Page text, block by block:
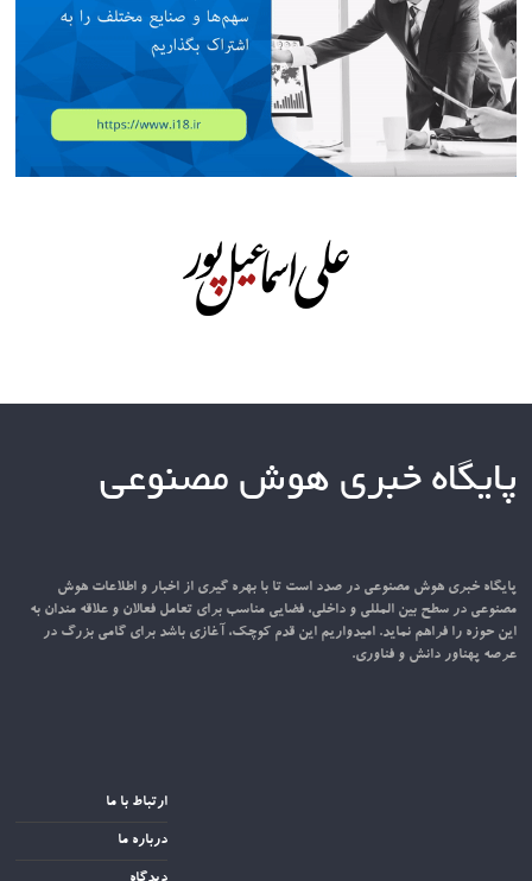
پایگاه خبری هوش مصنوعی
پایگاه خبری هوش مصنوعی در صدد است تا با بهره گیری از اخبار و اطلاعات هوش
مصنوعی در سطح بین المللی و داخلی، فضایی مناسب برای تعامل فعالان و علاقه مندان به
این حوزه را فراهم نماید. امیدواریم این قدم کوچک، آغازی باشد برای گامی بزرگ در
عرصه پهناور دانش و فناوری.
ارتباط با ما
درباره ما